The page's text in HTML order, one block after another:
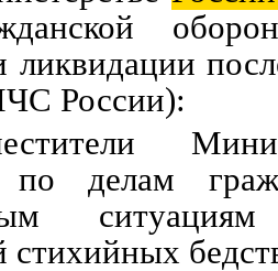
ликвидации
России):
по делам
стихийных